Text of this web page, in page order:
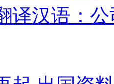
译汉语：